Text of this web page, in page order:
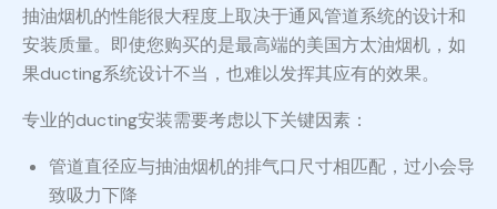
抽油烟机的性能很大程度上取决于通风管道系统的设计和
安装质量。即使您购买的是最高端的美国方太油烟机，如
果ducting系统设计不当，也难以发挥其应有的效果。
专业的ducting安装需要考虑以下关键因素：
管道直径应与抽油烟机的排气口尺寸相匹配，过小会导
致吸力下降